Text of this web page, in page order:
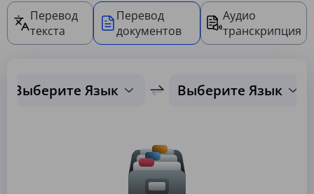
Перевод
текста
Перевод
документов
Аудио
транскрипция
Выберите Язык Выберите Язык